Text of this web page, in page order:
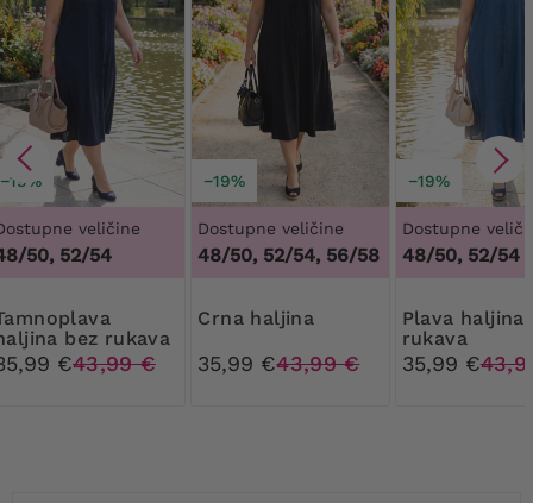
−19%
veličine
50, 52/54
bez rukava
€43,99 €
−19%
Dostupne veličine
48/50, 52/54, 56/58
Crna haljina
35,99 €43,99 €
−19%
Dostupne
48/50, 52/54
Plava haljina bez
rukava
35,99 €